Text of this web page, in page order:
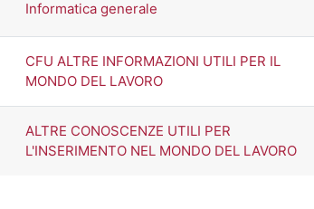
Informatica generale
CFU ALTRE INFORMAZIONI UTILI PER IL
MONDO DEL LAVORO
ALTRE CONOSCENZE UTILI PER
L'INSERIMENTO NEL MONDO DEL LAVORO